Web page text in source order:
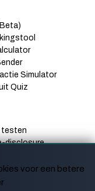
Simulator
Quiz
testen
disclosure
voor een betere